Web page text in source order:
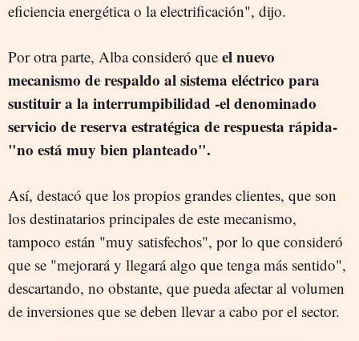
eficiencia energética o la electrificación", dijo.
Por otra parte, Alba consideró que el nuevo
mecanismo de respaldo al sistema eléctrico para
sustituir a la interrumpibilidad -el denominado
servicio de reserva estratégica de respuesta rápida-
"no está muy bien planteado".
Así, destacó que los propios grandes clientes, que son
los destinatarios principales de este mecanismo,
tampoco están "muy satisfechos", por lo que consideró
que se "mejorará y llegará algo que tenga más sentido",
descartando, no obstante, que pueda afectar al volumen
de inversiones que se deben llevar a cabo por el sector.